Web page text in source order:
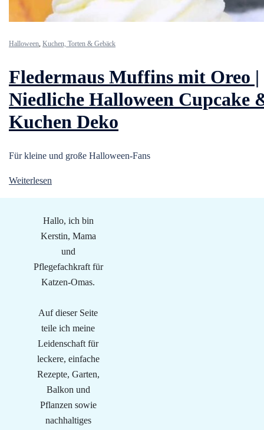
Halloween, Kuchen, Torten & Gebäck
Fledermaus Muffins mit Oreo |
Niedliche Halloween Cupcake
Kuchen Deko
Für kleine und große Halloween-Fans
Weiterlesen
Hallo, ich bin
Kerstin, Mama
und
Pflegefachkraft für
Katzen-Omas.
Auf dieser Seite
teile ich meine
Leidenschaft für
leckere, einfache
Rezepte, Garten,
Balkon und
Pflanzen sowie
nachhaltiges